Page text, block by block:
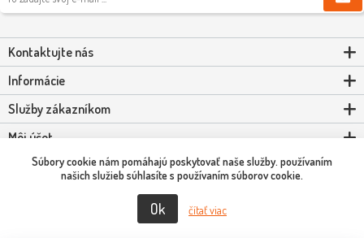
Kontaktujte nás
Informácie
Služby zákazníkom
Môj účet
Powered bynopCommerce
Copyright © 2026 Scooter-Tuning SK. Všetky práva vyhradené.
Súbory cookie nám pomáhajú poskytovať naše služby. používaním
našich služieb súhlasíte s používaním súborov cookie.
Ok čítať viac